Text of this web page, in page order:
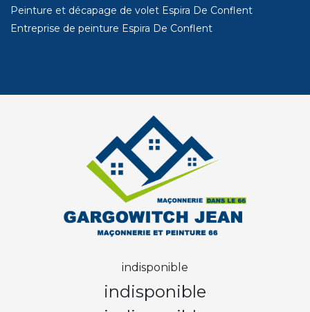
Peinture et décapage de volet Espira De Conflent
Entreprise de peinture Espira De Conflent
indisponible
indisponible